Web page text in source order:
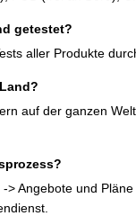
getestet?
aller Produkte
auf der ganzen
Angebote und